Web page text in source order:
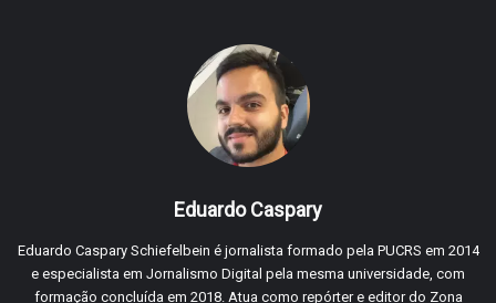
Eduardo Caspary
Eduardo Caspary Schiefelbein é jornalista formado pela PUCRS em 2014
e especialista em Jornalismo Digital pela mesma universidade, com
formação concluída em 2018. Atua como repórter e editor do Zona